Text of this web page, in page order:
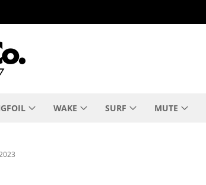
WAKE SURF MUTE